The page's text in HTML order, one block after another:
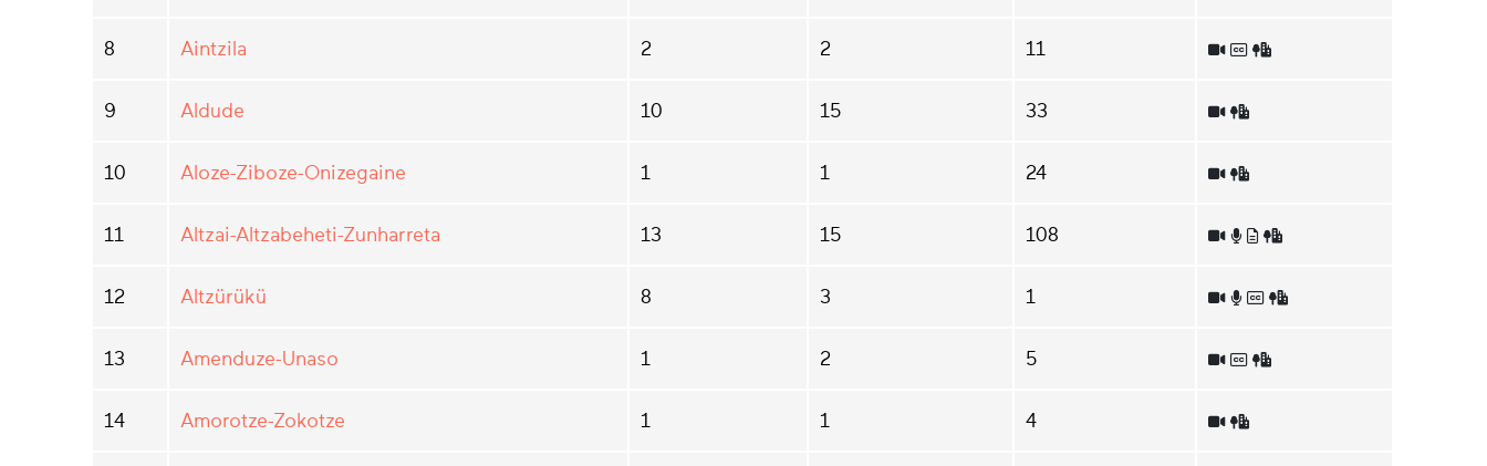
8 Aintzila 2 2 11
9 Aldude 10 15 33
10 Aloze-Ziboze-Onizegaine 1 1 24
11 Altzai-Altzabeheti-Zunharreta 13 15 108
12 Altzürükü 8 3 1
13 Amenduze-Unaso 1 2 5
14 Amorotze-Zokotze 1 1 4